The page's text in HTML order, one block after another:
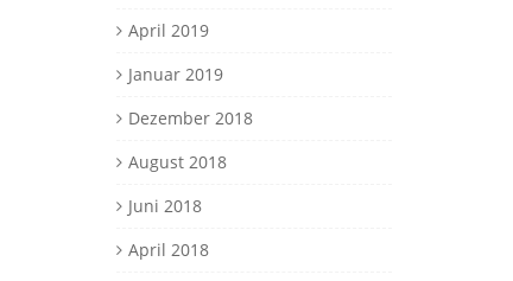
April 2019
Januar 2019
Dezember 2018
August 2018
Juni 2018
April 2018